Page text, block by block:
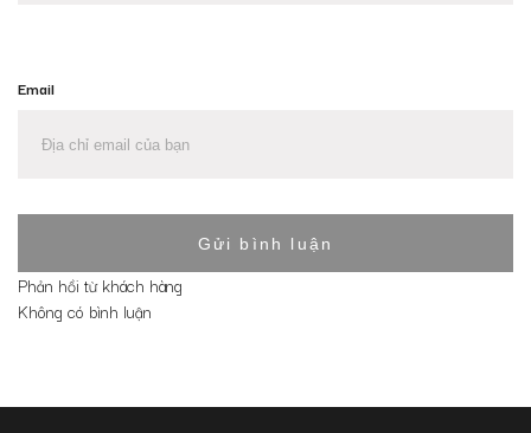
Email
Phản hồi từ khách hàng
Không có bình luận